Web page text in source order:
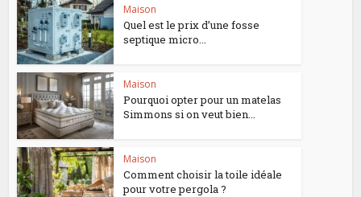
Maison
Quel est le prix d’une fosse
septique micro...
Maison
Pourquoi opter pour un matelas
Simmons si on veut bien...
Maison
Comment choisir la toile idéale
pour votre pergola ?